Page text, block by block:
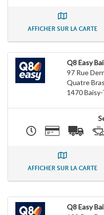
AFFICHER SUR LA CARTE
Q8 Easy
97 Rue
Quatre Bras
1470
AFFICHER SUR LA CARTE
Q8 Easy